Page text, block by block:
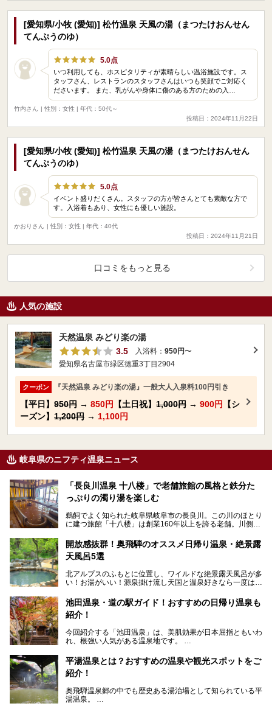
[愛知県/小牧 (愛知)] 松竹温泉 天風の湯（まつたけおんせん
てんぷうのゆ）
5.0点
いつ利用しても、ホスピタリティが素晴らしい温浴施設です。ス
タッフさん、レストランのスタッフさんはいつも笑顔でご対応く
ださいます。 また、乳がんや身体に傷のある方のための入…
竹内さん
| 性別：女性 | 年代：50代～
投稿日：2024年11月22日
[愛知県/小牧 (愛知)] 松竹温泉 天風の湯（まつたけおんせん
てんぷうのゆ）
5.0点
イベント盛りだくさん。スタッフの方が皆さんとても素敵な方で
す。入浴着もあり、女性にも優しい施設。
かおりさん
| 性別：女性 | 年代：40代
投稿日：2024年11月21日
口コミをもっと見る
人気の施設
天然温泉 みどり楽の湯
3.5
入浴料： 950円〜
愛知県名古屋市緑区徳重3丁目2904
クーポン 『天然温泉 みどり楽の湯』一般大人入泉料100円引き
【平日】 950円 → 850円 【土日祝】 1,000円 → 900円
【シ
ーズン】 1,200円 → 1,100円
岐阜県のニフティ温泉ニュース
「長良川温泉 十八楼」で老舗旅館の風格と鉄分た
っぷりの濁り湯を楽しむ
鵜飼でよく知られた岐阜県岐阜市の長良川。この川のほとり
に建つ旅館「十八楼」は創業160年以上を誇る老舗。川側の
濁り湯で、地産地消にこだわった食事も定評があります。
そして大浴場は日帰り入浴もできるんですよ。泊まりでも日
岐阜の手仕事に触れる旅とともに楽しんでみてはいかがでし
ょう！
───
提供元：岐阜県【PR】
この記事は岐阜県のPR記事です。
開放感抜群！奥飛騨のオススメ日帰り温泉・絶景露
天風呂5選
北アルプスのふもとに位置し、ワイルドな絶景露天風呂が多
い！お湯がいい！源泉掛け流し天国と温泉好きなら一度は行
「平湯温泉」「福地温泉」「新平湯温泉」「栃尾温泉」「新
穂高温泉」と5つの温泉地を総称して奥飛騨温泉郷と呼びま
風呂を5ヶ所ご紹介したいと思います。いずれも素晴らしい
温泉ですよ！
池田温泉・道の駅ガイド！おすすめの日帰り温泉も
紹介！
今回紹介する「池田温泉」は、美肌効果が日本屈指ともいわ
れ、根強い人気がある温泉地です。
温泉旅として利用することができます。
池田温泉には道の駅があるなど、温泉、観光、買い物と、さ
そんな池田温泉の魅力を詳しく紹介していきます！
平湯温泉とは？おすすめの温泉や観光スポットをご
紹介！
奥飛騨温泉郷の中でも歴史ある湯治場として知られている平
湯温泉。